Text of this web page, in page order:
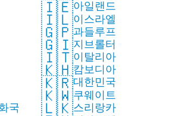
국
🇮🇪아일랜드
🇮🇱이스라엘
🇬🇵과들루프
🇬🇮지브롤터
🇮🇹이탈리아
🇰🇭캄보디아
🇰🇷대한민국
🇰🇼쿠웨이트
🇱🇰스리랑카